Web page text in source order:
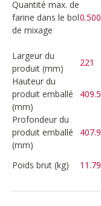
Quantité max. de
farine dans le bol
de mixage
0.500
Largeur du
produit (mm)
221
Hauteur du
produit emballé
(mm)
409.5
Profondeur du
produit emballé
(mm)
407.9
Poids brut (kg)
11.79